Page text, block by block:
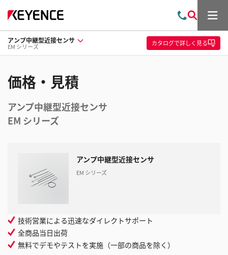
問
い
合
わ
索
メ
ュ
ー
アンプ中継型近接センサ
EM シリーズ カタログで詳しく見る
価格・見積
アンプ中継型近接センサ
EM シリーズ
アンプ中継型近接センサ
EM シリーズ
技術営業による迅速なダイレクトサポート
全商品当日出荷
無料でデモやテストを実施（一部の商品を除く）